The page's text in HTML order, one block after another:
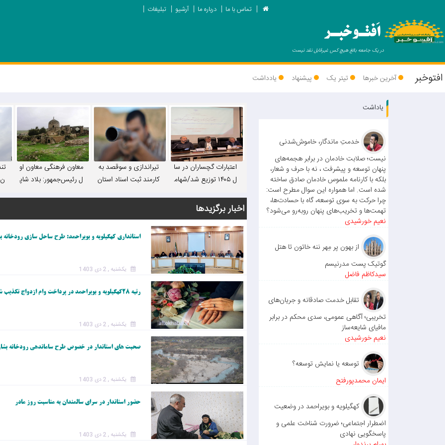
تماس با ما درباره ما آرشیو تبلیغات
اَفتـوخبـر
در یک جامعه بالغ هیچ کس غیرقابل نقد نیست
افتوخبر آخرین خبرها تیتر یک پیشنهاد یادداشت
یاداشت
خدمتِ ماندگار، خاموش‌شدنی
نیست؛ صلابت خادمان در برابر هجمه‌های
پنهان توسعه و پیشرفت ، نه با حرف و شعار،
بلکه با کارنامه ملموس خادمان صادق ساخته
شده است. اما همواره این سوال مطرح است:
چرا حرکت به سوی توسعه، گاه با حسادت‌ها،
تهمت‌ها و تخریب‌های پنهان روبه‌رو می‌شود؟
نعیم خورشیدی
از بهون پر مِهر ننه خاتون تا هتل
گوتیک پست مدرنیسم
سیدکاظم فاضل
تقابل خدمت صادقانه و جریان‌های
تخریبی؛ آگاهی عمومی، سدی محکم در برابر
مافیای شایعه‌ساز
نعیم خورشیدی
توسعه یا نمایش توسعه؟
ایمان محمدپورفتح
کهگیلویه و بویراحمد در وضعیت
اضطرار اجتماعی؛ ضرورت شناخت علمی و
پاسخگویی نهادی
اعتبارات گچساران در سا
ل ۱۴۰۵ توزیع شد/شهام
ستانی و استانی ارزیابی
می‌شود/ مهم‌ترین مشک
لات پروژه‌های عمرانی ا
ستان از دید سازمان برنا
مه و بودجه چیست؟!/ م
قیمی خطاب به مدیران
کل: ریال‌به‌ریال اعتبارات گ
چساران را برای مدیران
شهرستانی تشریح کنید
تیراندازی و سوقصد به
کارمند ثبت اسناد استان
معاون فرهنگی معاون او
ل رئیس‌جمهور: بلاد شاپ
را دارد
اخبار برگزیدها
استانداری کهگیلویه و بویراحمد: طرح ساحل سازی رودخانه
یکشنبه , 2 دی 1403
رتبه ۲۸کهگیلویه و بویراحمد در پرداخت وام ازدواج تکذیب شد
یکشنبه , 2 دی 1403
صحبت های استاندار در خصوص طرح ساماندهی رودخانه
یکشنبه , 2 دی 1403
حضور استاندار در سرای سالمندان به مناسبت روز مادر
یکشنبه , 2 دی 1403